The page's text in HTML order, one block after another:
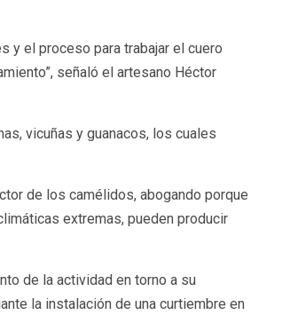
y el proceso para trabajar el cuero
señaló el artesano Héctor
vicuñas y guanacos, los cuales
de los camélidos, abogando porque
extremas, pueden producir
de la actividad en torno a su
la instalación de una curtiembre en